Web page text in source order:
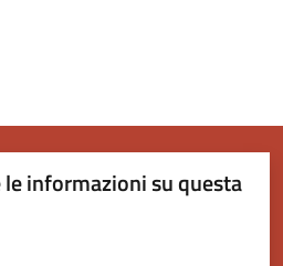
informazioni su questa